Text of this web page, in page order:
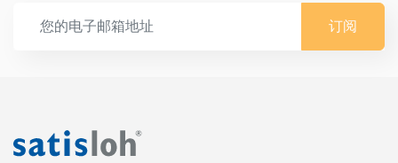
订阅